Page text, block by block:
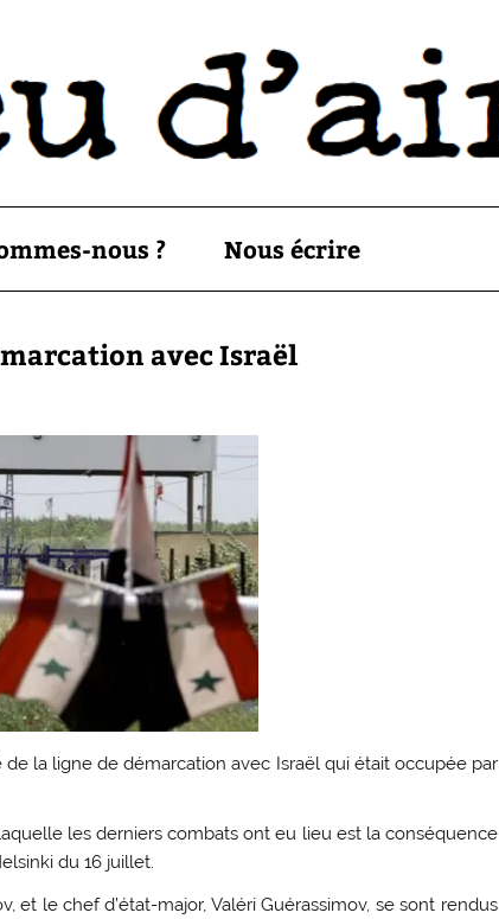
nous ? Nous écrire
avec Israël
la ligne de démarcation avec Israël qui était occupée par
les derniers combats ont eu lieu est la conséquence
du 16 juillet.
et le chef d’état-major, Valéri Guérassimov, se sont rendus